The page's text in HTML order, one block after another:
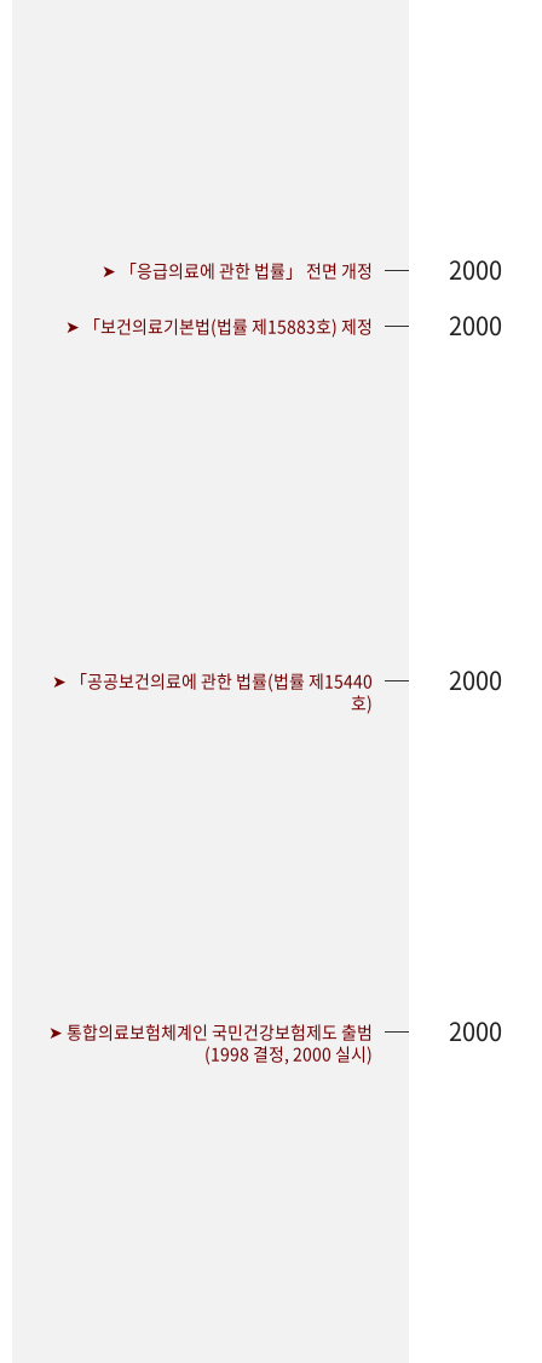
➤ 「응급의료에 관한 법률」 전면 개정 2000
➤ 「보건의료기본법(법률 제15883호) 제정 2000
➤ 「공공보건의료에 관한 법률(법률 제15440
호)
2000
➤ 통합의료보험체계인 국민건강보험제도 출범
(1998 결정, 2000 실시)
2000